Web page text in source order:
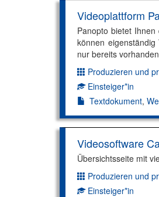
Videoplattform
Panopto bietet
können
nur bereits
Dimension:
Produzieren und
Kompetenzniveau:
Einsteiger*in
Textdokument,
Videosoftware
Übersichtsseite mit
Dimension:
Produzieren und
Kompetenzniveau:
Einsteiger*in